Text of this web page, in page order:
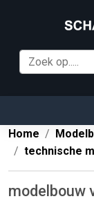
Home
technische
modelbouw